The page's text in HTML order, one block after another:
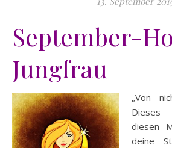
September-
Jungfrau
„Von nichts kommt nichts.“
diesen
deine